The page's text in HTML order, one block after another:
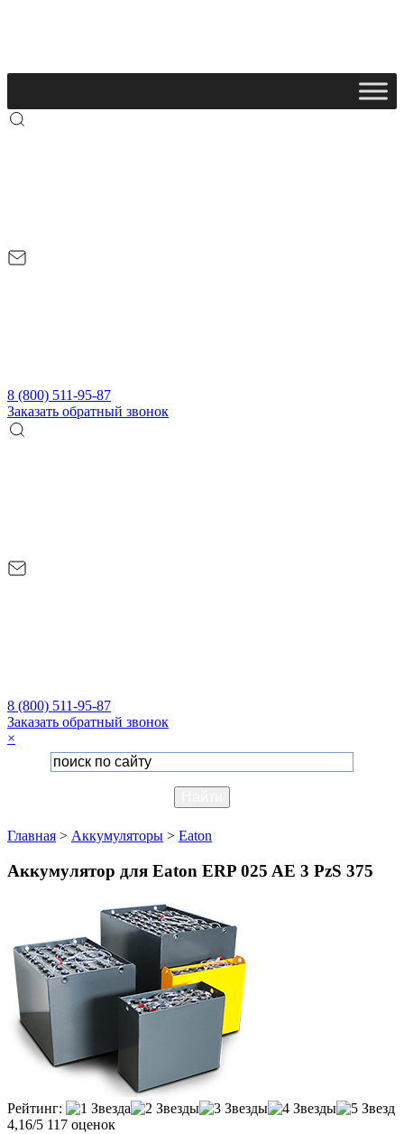
8 (800) 511-95-87
Заказать обратный звонок
8 (800) 511-95-87
Заказать обратный звонок
×
Главная > Аккумуляторы > Eaton
Аккумулятор для Eaton ERP 025 AE 3 PzS 375
Рейтинг:
4,16/5 117 оценок